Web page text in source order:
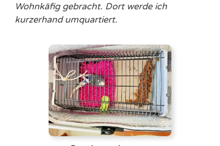
Wohnkäfig gebracht. Dort werde ich
kurzerhand umquartiert.